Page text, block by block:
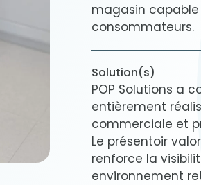
magasin
consommateurs.
Solution(s)
POP Solutions a
entièrement
commerciale et
Le présentoir
renforce la
environnement